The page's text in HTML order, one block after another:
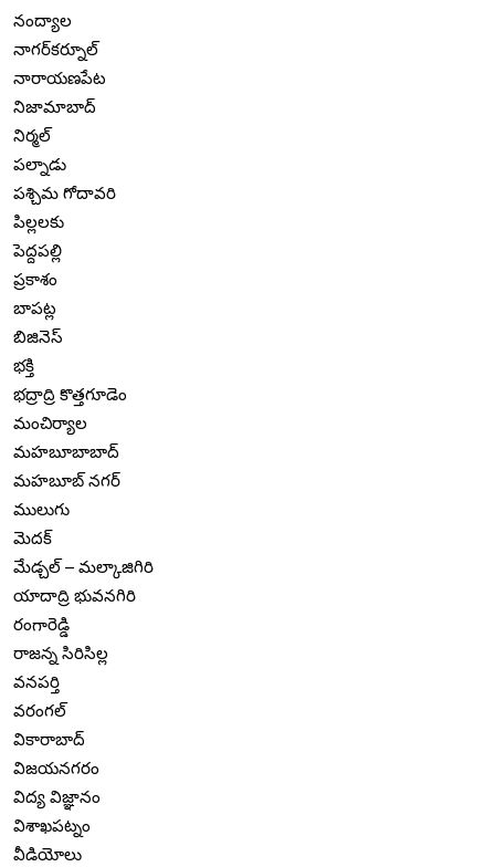
నంద్యాల
నాగర్‌కర్నూల్
నారాయణపేట
నిజామాబాద్
నిర్మల్
పల్నాడు
పశ్చిమ గోదావరి
పిల్లలకు
పెద్దపల్లి
ప్రకాశం
బాపట్ల
బిజినెస్
భక్తి
భద్రాద్రి కొత్తగూడెం
మంచిర్యాల
మహబూబాబాద్
మహబూబ్ నగర్
ములుగు
మెదక్
మేడ్చల్ – మల్కాజిగిరి
యాదాద్రి భువనగిరి
రంగారెడ్డి
రాజన్న సిరిసిల్ల
వనపర్తి
వరంగల్
వికారాబాద్
విజయనగరం
విద్య విజ్ఞానం
విశాఖపట్నం
వీడియోలు